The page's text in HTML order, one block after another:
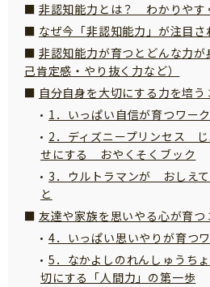
「こそだてまっぷ」とは
サイトのご利⽤にあたって
個⼈情報について
お問い合わせ
非認知能力とは？ わかりやす
なぜ今「非認知能力」が注目さ
非認知能力が育つとどんな力
己肯定感・やり抜く力など）
自分自身を大切にする力を培う
1．いっぱい自信が育つワーク
2．ディズニープリンセス
せにする おやくそくブック
3．ウルトラマンが おしえ
と
友達や家族を思いやる心が育つ
4．いっぱい思いやりが育つ
5．なかよしのれんしゅうち
切にする「人間力」の第一歩